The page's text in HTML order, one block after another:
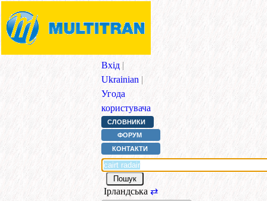
Вхід |
Ukrainian |
Угода
користувача
СЛОВНИКИ
ФОРУМ
КОНТАКТИ
Ірландська ⇄